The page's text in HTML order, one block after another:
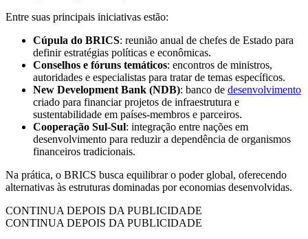
Entre suas principais iniciativas estão:
Cúpula do BRICS: reunião anual de chefes de Estado para
definir estratégias políticas e econômicas.
Conselhos e fóruns temáticos: encontros de ministros,
autoridades e especialistas para tratar de temas específicos.
New Development Bank (NDB): banco de desenvolvimento
criado para financiar projetos de infraestrutura e
sustentabilidade em países-membros e parceiros.
Cooperação Sul-Sul: integração entre nações em
desenvolvimento para reduzir a dependência de organismos
financeiros tradicionais.
Na prática, o BRICS busca equilibrar o poder global, oferecendo
alternativas às estruturas dominadas por economias desenvolvidas.
CONTINUA DEPOIS DA PUBLICIDADE
CONTINUA DEPOIS DA PUBLICIDADE